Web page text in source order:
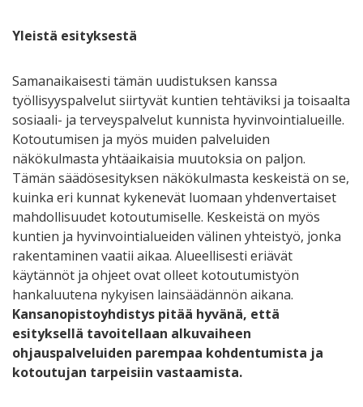
Yleistä esityksestä
Samanaikaisesti tämän uudistuksen kanssa
työllisyyspalvelut siirtyvät kuntien tehtäviksi ja toisaalta
sosiaali- ja terveyspalvelut kunnista hyvinvointialueille.
Kotoutumisen ja myös muiden palveluiden
näkökulmasta yhtäaikaisia muutoksia on paljon.
Tämän säädösesityksen näkökulmasta keskeistä on se,
kuinka eri kunnat kykenevät luomaan yhdenvertaiset
mahdollisuudet kotoutumiselle. Keskeistä on myös
kuntien ja hyvinvointialueiden välinen yhteistyö, jonka
rakentaminen vaatii aikaa. Alueellisesti eriävät
käytännöt ja ohjeet ovat olleet kotoutumistyön
hankaluutena nykyisen lainsäädännön aikana.
Kansanopistoyhdistys pitää hyvänä, että
esityksellä tavoitellaan alkuvaiheen
ohjauspalveluiden parempaa kohdentumista ja
kotoutujan tarpeisiin vastaamista.